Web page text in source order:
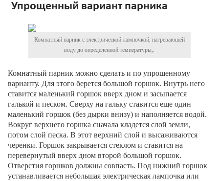
Упрощенный вариант парника
Комнатный парник с электрической лампочкой, нагревающей
воду до определенной температуры,.
Комнатный парник можно сделать и по упрощенному
варианту. Для этого берется большой горшок. Внутрь него
ставится маленький горшок вверх дном и засыпается
галькой и песком. Сверху на гальку ставится еще один
маленький горшок (без дырки внизу) и наполняется водой.
Вокруг верхнего горшка сначала кладется слой земли,
потом слой песка. В этот верхний слой и высаживаются
черенки. Горшок закрывается стеклом и ставится на
перевернутый вверх дном второй большой горшок.
Отверстия горшков должны совпасть. Под нижний горшок
устанавливается небольшая электрическая лампочка или